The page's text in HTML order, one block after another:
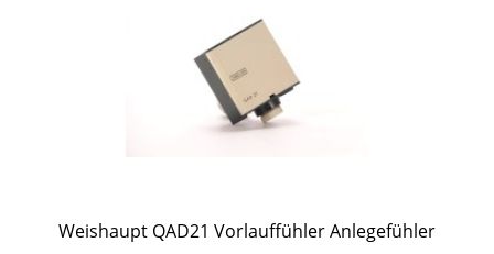
Weishaupt QAD21 Vorlauffühler Anlegefühler